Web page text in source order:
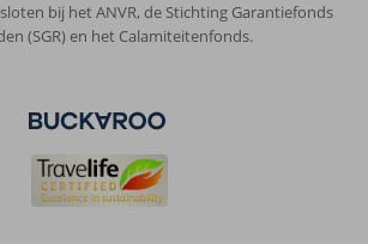
bij het ANVR, de Stichting Garantiefonds
(SGR) en het Calamiteitenfonds.